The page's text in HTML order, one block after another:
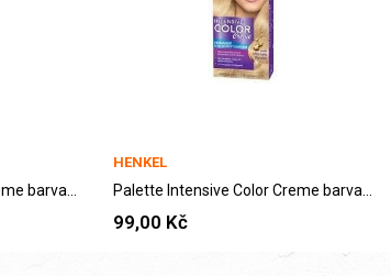
Palette Intensive Color Creme barva na vlasy...
HENKEL
Palette Intensive Color Creme barva na vlasy...
99,00 Kč